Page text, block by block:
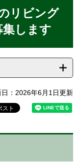
リビング
集します
日：2026年6月1日更新